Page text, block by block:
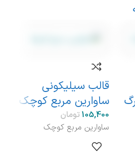
قالب سیلیکونی
ساوارین مربع کوچک
تومان
ساوارین مربع کوچک